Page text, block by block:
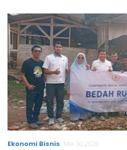
Ekonomi Bisnis Mei 30, 2026